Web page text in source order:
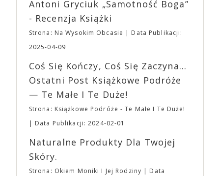
(„Joker”, „Ona”) w swojej najbardziej zaskakującej
roli. Twórca kultowych „Dziedzictwo. Hereditary” i
„Midsommar. W biały dzień” zrealizował najbardziej
osobisty film, który pozwolił mu w pełni podzielić
się z widzami swoimi lękami, wizją świata, a przede
„Bo się boi” w kinach od 21 kwietnia.
Waszych ulubionych Wystawców serwujących
napoje oraz drobne przekąski a przed halą
planujemy Strefę FoodTrucków. Życzymy Wam
fantastycznego czasu oczekiwania na nadchodzącą
EXPO XXI!
Antoni Gryciuk „Samotność Boga”
- Recenzja Książki
Strona: Na Wysokim Obcasie
Data Publikacji:
2025-04-09
Coś Się Kończy, Coś Się Zaczyna...
Ostatni Post Książkowe Podróże
— Te Małe I Te Duże!
Strona: Książkowe Podróże - Te Małe I Te Duże!
Data Publikacji: 2024-02-01
Naturalne Produkty Dla Twojej
Skóry.
Strona: Okiem Moniki I Jej Rodziny
Data